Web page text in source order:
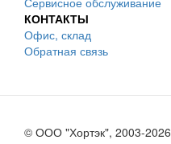
КОНТАКТЫ
Офис, склад
Обратная связь
© ООО "Хортэк", 2003-2026